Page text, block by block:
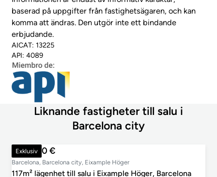
baserad på uppgifter från fastighetsägaren, och kan
komma att ändras. Den utgör inte ett bindande
erbjudande.
AICAT: 13225
API: 4089
Liknande fastigheter till salu i
Barcelona city
Exklusiv
860 000 €
Barcelona, Barcelona city, Eixample Höger
117m² lägenhet till salu i Eixample Höger, Barcelona